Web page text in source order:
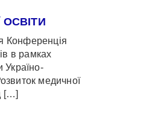
Конференція
в рамках
Україно-
медичної
[…]